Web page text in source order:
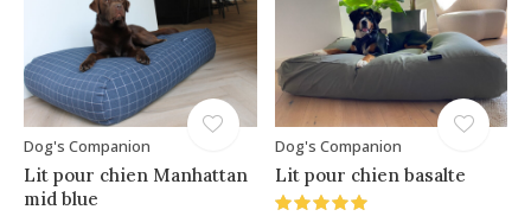
Dog's Companion
Lit pour chien Manhattan
mid blue
Dog's Companion
Lit pour chien basalte